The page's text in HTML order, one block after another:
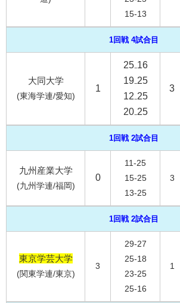
15-13
1回戦 4試合目
大同大学
(東海学連/愛知)
1
25₋16
19₋25
12₋25
20₋25
3
1回戦 2試合目
九州産業大学
(九州学連/福岡)
0
11-25
15-25
13-25
3
1回戦 2試合目
東京学芸大学
(関東学連/東京)
3
29-27
25-18
23-25
25-16
1